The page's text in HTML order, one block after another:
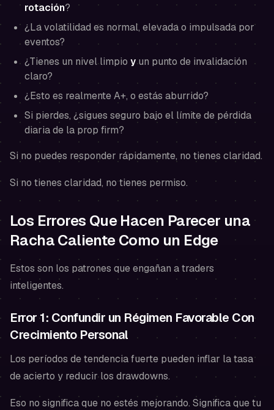
rotación?
¿La volatilidad es normal, elevada o impulsada por
eventos?
¿Tienes un nivel limpio yun punto de invalidación
claro?
¿Esto es realmente A+, o estás aburrido?
Si pierdes, ¿sigues seguro bajo el límite de pérdida
diaria de la prop firm?
Si no puedes responder rápidamente, no tienes claridad.
Si no tienes claridad, no tienes permiso.
Los Errores Que Hacen Parecer una
Racha Caliente Como un Edge
Estos son los patrones que engañan a traders
inteligentes.
Error 1: Confundir un Régimen Favorable Con
Crecimiento Personal
Los períodos de tendencia fuerte pueden inflar la tasa
de acierto y reducir los drawdowns.
Eso no significa que no estés mejorando. Significa que tu